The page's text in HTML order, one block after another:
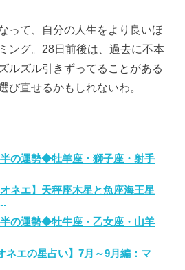
って、自分の人生をより良いほ
ング。28日前後は、過去に不本
ルズル引きずってることがある
び直せるかもしれないわ。
半の運勢◆牡羊座・獅子座・射手
ネエ】天秤座木星と魚座海王星
半の運勢◆牡牛座・乙女座・山羊
ネエの星占い】7月～9月編：マ